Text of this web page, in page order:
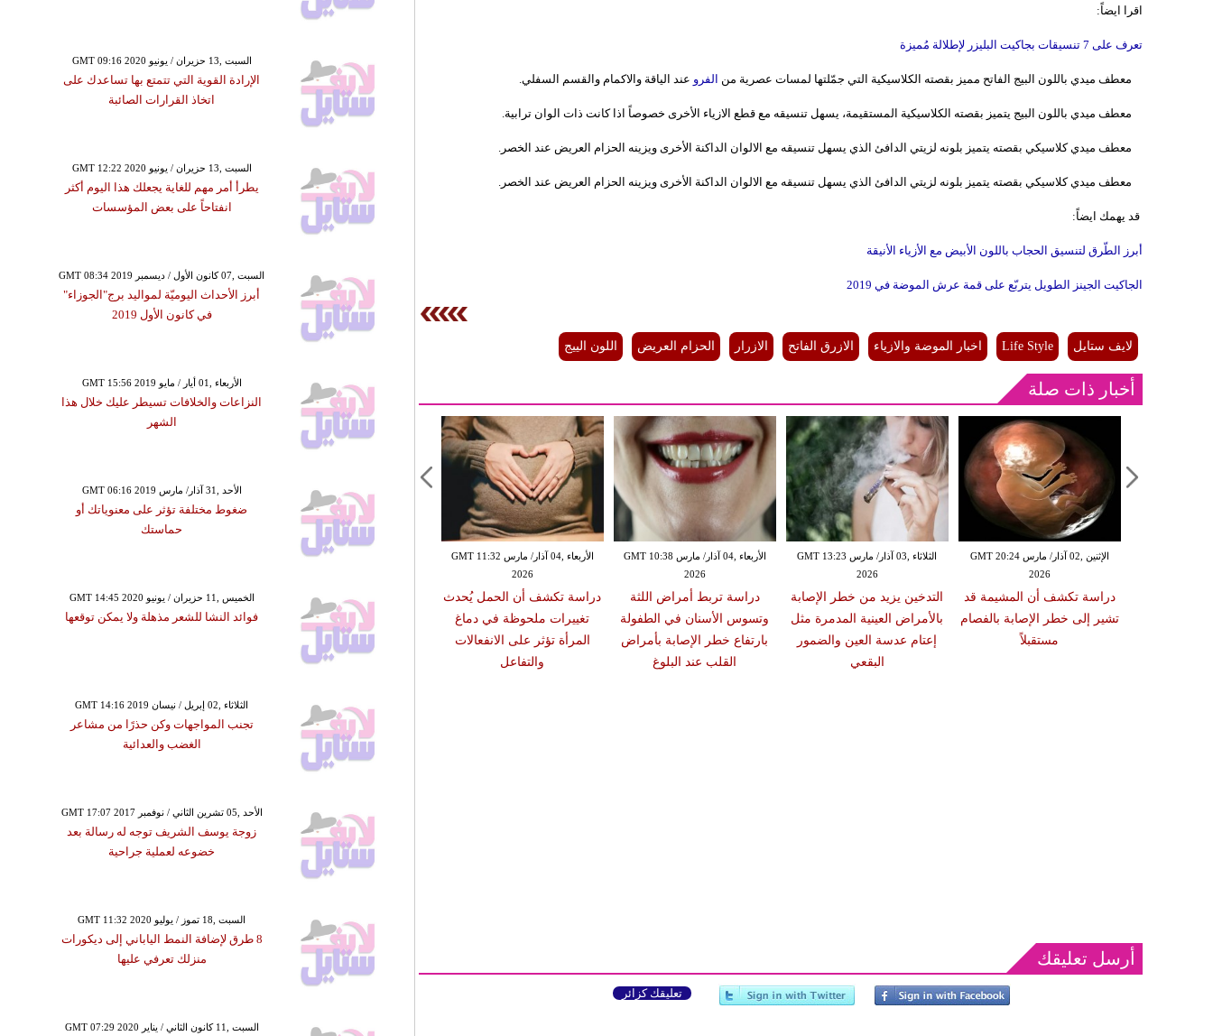
اقرا ايضاً:
تعرف على 7 تنسيقات بجاكيت البليزر لإطلالة مُميزة
معطف ميدي باللون البيج الفاتح مميز بقصته الكلاسيكية التي جمّلتها لمسات عصرية من الفرو عند الياقة والاكمام والقسم السفلي.
معطف ميدي باللون البيج يتميز بقصته الكلاسيكية المستقيمة، يسهل تنسيقه مع قطع الازياء الأخرى خصوصاً اذا كانت ذات الوان ترابية.
معطف ميدي كلاسيكي بقصته يتميز بلونه لزيتي الدافئ الذي يسهل تنسيقه مع الالوان الداكنة الأخرى ويزينه الحزام العريض عند الخصر.
معطف ميدي كلاسيكي بقصته يتميز بلونه لزيتي الدافئ الذي يسهل تنسيقه مع الالوان الداكنة الأخرى ويزينه الحزام العريض عند الخصر.
قد يهمك ايضاً:
أبرز الطّرق لتنسيق الحجاب باللون الأبيض مع الأزياء الأنيقة
الجاكيت الجينز الطويل يتربّع على قمة عرش الموضة في 2019
لايف ستايل Life Style اخبار الموضة والازياء الازرق الفاتح الازرار الحزام العريض اللون الييج
أخبار ذات صلة
الأربعاء ,04 آذار/ مارس GMT 11:32
2026
دراسة تكشف أن الحمل يُحدث
تغييرات ملحوظة في دماغ
المرأة تؤثر على الانفعالات
والتفاعل
الأربعاء ,04 آذار/ مارس GMT 10:38
2026
دراسة تربط أمراض اللثة
وتسوس الأسنان في الطفولة
بارتفاع خطر الإصابة بأمراض
القلب عند البلوغ
الثلاثاء ,03 آذار/ مارس GMT 13:23
2026
التدخين يزيد من خطر الإصابة
بالأمراض العينية المدمرة مثل
إعتام عدسة العين والضمور
البقعي
الإثنين ,02 آذار/ مارس GMT 20:24
2026
دراسة تكشف أن المشيمة قد
تشير إلى خطر الإصابة بالفصام
مستقبلاً
أرسل تعليقك
تعليقك كزائر
GMT 09:16 2020 السبت ,13 حزيران / يونيو
الإرادة القوية التي تتمتع بها تساعدك على
اتخاذ القرارات الصائبة
GMT 12:22 2020 السبت ,13 حزيران / يونيو
يطرأ أمر مهم للغاية يجعلك هذا اليوم أكثر
انفتاحاً على بعض المؤسسات
GMT 08:34 2019 السبت ,07 كانون الأول / ديسمبر
أبرز الأحداث اليوميّة لمواليد برج"الجوزاء"
في كانون الأول 2019
GMT 15:56 2019 الأربعاء ,01 أيار / مايو
النزاعات والخلافات تسيطر عليك خلال هذا
الشهر
GMT 06:16 2019 الأحد ,31 آذار/ مارس
ضغوط مختلفة تؤثر على معنوياتك أو
حماستك
GMT 14:45 2020 الخميس ,11 حزيران / يونيو
فوائد النشا للشعر مذهلة ولا يمكن توقعها
GMT 14:16 2019 الثلاثاء ,02 إبريل / نيسان
تجنب المواجهات وكن حذرًا من مشاعر
الغضب والعدائية
GMT 17:07 2017 الأحد ,05 تشرين الثاني / نوفمبر
زوجة يوسف الشريف توجه له رسالة بعد
خضوعه لعملية جراحية
GMT 11:32 2020 السبت ,18 تموز / يوليو
8 طرق لإضافة النمط الياباني إلى ديكورات
منزلك تعرفي عليها
GMT 07:29 2020 السبت ,11 كانون الثاني / يناير